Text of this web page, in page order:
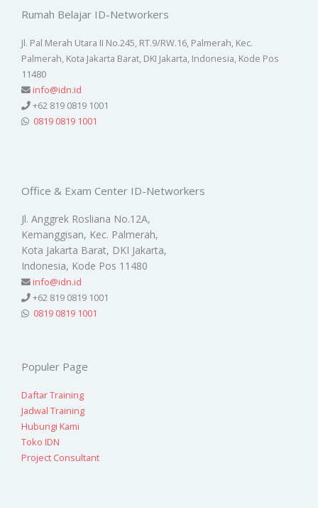
Rumah Belajar ID-Networkers
Jl. Pal Merah Utara II No.245, RT.9/RW.16, Palmerah, Kec.
Palmerah, Kota Jakarta Barat, DKI Jakarta, Indonesia, Kode Pos
11480
info@idn.id
+62 819 0819 1001
0819 0819 1001
Office & Exam Center ID-Networkers
Jl. Anggrek Rosliana No.12A,
Kemanggisan, Kec. Palmerah,
Kota Jakarta Barat, DKI Jakarta,
Indonesia, Kode Pos 11480
info@idn.id
+62 819 0819 1001
0819 0819 1001
Populer Page
Daftar Training
Jadwal Training
Hubungi Kami
Toko IDN
Project Consultant